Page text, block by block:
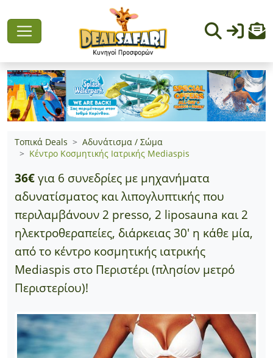
Τοπικά Deals
Αδυνάτισμα / Σώμα
Κέντρο Κοσμητικής Ιατρικής Mediaspis
36€για 6 συνεδρίες με μηχανήματα
αδυνατίσματος και λιπογλυπτικής που
περιλαμβάνουν 2 presso, 2 liposauna και 2
ηλεκτροθεραπείες, διάρκειας 30' η κάθε μία,
από το κέντρο κοσμητικής ιατρικής
Mediaspis στο Περιστέρι (πλησίον μετρό
Περιστερίου)!